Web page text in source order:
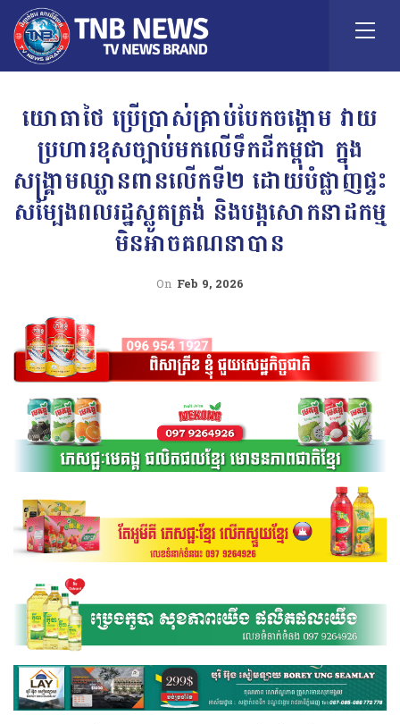
យោធាថៃ ប្រើប្រាស់គ្រាប់បែកចង្កោម វាយ
ប្រហារខុសច្បាប់មកលើទឹកដីកម្ពុជា ក្នុង
សង្គ្រាមឈ្លានពានលើកទី២ ដោយបំផ្លាញផ្ទះ
សម្បែងពលរដ្ឋស្លូតត្រង់ និងបង្កសោកនាដកម្ម
មិនអាចគណនាបាន
On Feb 9, 2026